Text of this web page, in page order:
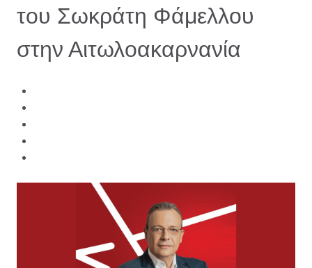
του Σωκράτη Φάμελλου
στην Αιτωλοακαρνανία